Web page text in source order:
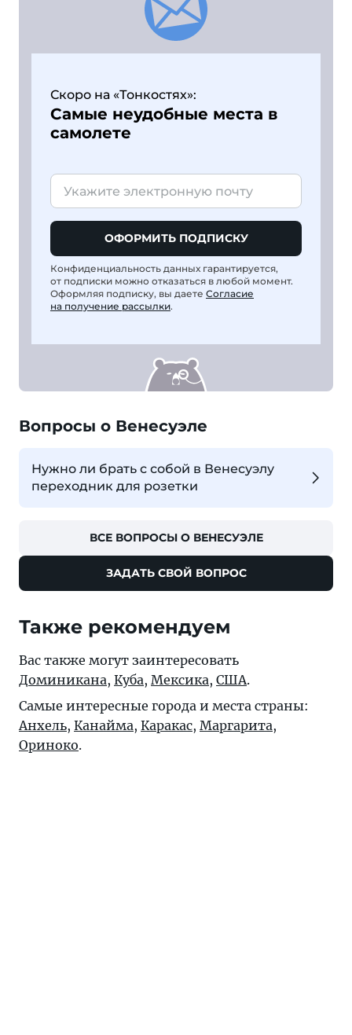
Скоро на «Тонкостях»:
Самые неудобные места в
самолете
ОФОРМИТЬ ПОДПИСКУ
Конфиденциальность данных гарантируется,
от подписки можно отказаться в любой момент.
Оформляя подписку, вы даете Согласие
на получение рассылки.
Вопросы о Венесуэле
Нужно ли брать с собой в Венесуэлу
переходник для розетки
ВСЕ ВОПРОСЫ О ВЕНЕСУЭЛЕ
ЗАДАТЬ СВОЙ ВОПРОС
Также рекомендуем
Вас также могут заинтересовать
Доминикана, Куба, Мексика, США.
Самые интересные города и места страны:
Анхель, Канайма, Каракас, Маргарита,
Ориноко.